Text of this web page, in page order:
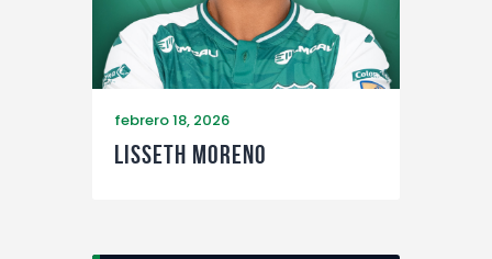
febrero 18, 2026
Lisseth Moreno